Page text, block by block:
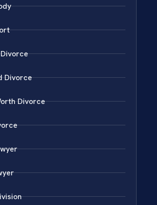
Divorce
Divorce